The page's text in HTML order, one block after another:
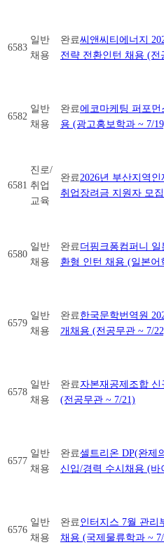
6583
일반
채용
완료씨앤씨티에너지
전략 전환인턴 채용 (전
6582
일반
채용
완료에코마케팅 퍼포먼
용 (광고홍보학과 ~ 7/
6581
진로/
취업
교육
완료 2026년 부산지역
취업장려금 지원자 모
6580
일반
채용
완료 더핑크퐁컴퍼니
환형 인턴 채용 (일본어
6579
일반
채용
완료 한국문학번역원
개채용 (전공무관 ~ 7/
6578
일반
채용
완료 자본재공제조합
(전공무관 ~ 7/21)
6577
일반
채용
완료셀트리온 DP(완제
신입/경력 수시채용 (바
6576
일반
채용
완료 인터지스 7월 관리
채용 (국제물류학과 ~